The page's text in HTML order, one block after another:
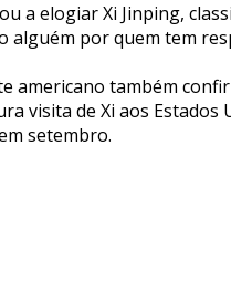
a elogiar Xi Jinping,
alguém por quem tem
americano também
visita de Xi aos Estados
setembro.